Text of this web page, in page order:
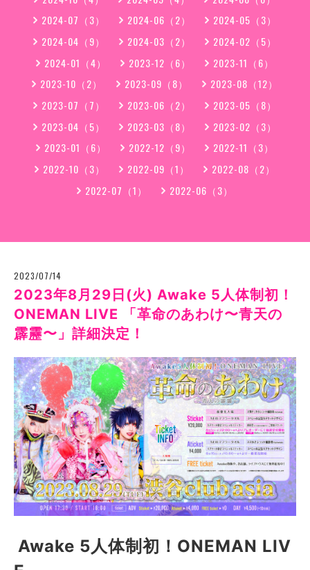
2024-07（3）
2024-06（2）
2024-05（3）
2024-04（9）
2024-03（2）
2024-02（5）
2024-01（4）
2023-12（6）
2023-11（6）
2023-10（2）
2023-09（8）
2023-08（12）
2023-07（7）
2023-06（2）
2023-05（8）
2023-04（5）
2023-03（8）
2023-02（3）
2023-01（6）
2022-12（9）
2022-11（3）
2022-10（3）
2022-09（1）
2022-08（2）
2022-07（1）
2022-06（3）
2023/07/14
2023年8月29日(火) Awake 5人体制初！
ONEMAN LIVE 「革命のあわけ〜青天の
霹靂〜」詳細決定！
Awake 5人体制初！ONEMAN LIV